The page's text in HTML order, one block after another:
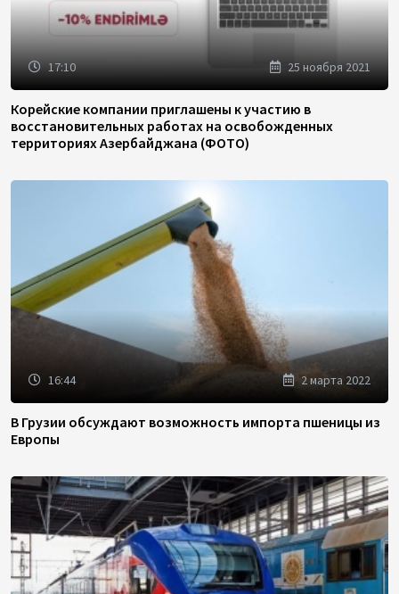
17:10 25 ноября 2021
Корейские компании приглашены к участию в
восстановительных работах на освобожденных
территориях Азербайджана (ФОТО)
16:44 2 марта 2022
В Грузии обсуждают возможность импорта пшеницы из
Европы